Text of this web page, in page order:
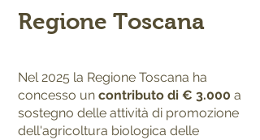
Regione Toscana
Nel 2025 la Regione Toscana ha
concesso un contributo di € 3.000 a
sostegno delle attività di promozione
dell'agricoltura biologica delle